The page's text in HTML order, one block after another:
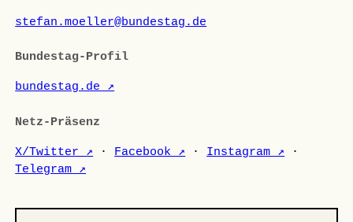
stefan.moeller@bundestag.de
Bundestag-Profil
bundestag.de ↗
Netz-Präsenz
X/Twitter ↗ · Facebook ↗ · Instagram ↗ ·
Telegram ↗